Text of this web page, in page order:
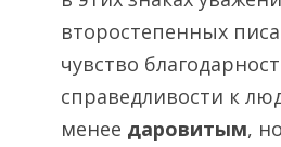
второстепенных
чувство
справедливости к
менее даровитым,